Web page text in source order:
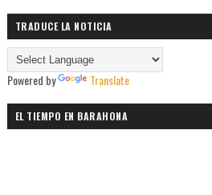
TRADUCE LA NOTICIA
Powered by Translate
EL TIEMPO EN BARAHONA